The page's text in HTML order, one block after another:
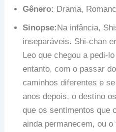
Gênero: Drama,
Sinopse:Na infância,
inseparáveis. Shi-chan
Leo que chegou a pedi-
entanto, com o passar
caminhos diferentes e
anos depois, o destino
que os sentimentos que
ainda permanecem, ou